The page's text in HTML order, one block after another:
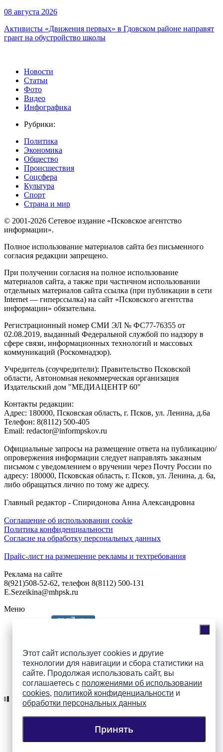
Этот сайт использует cookies и другие
технологии для навигации и сбора статистики на
сайте. Продолжая использовать сайт, вы
соглашаетесь с положениями об использовании
cookies, политикой конфиденциальности и
обработки персональных данных
Принять
08 августа 2026
Активисты «Движения первых» в Гдовском районе направят
грант на обустройство школы
Новости
Статьи
Фото
Видео
Инфографика
Рубрики:
Политика
Экономика
Общество
Происшествия
Соцсфера
Культура
Спорт
Страна и мир
© 2001-2026 Сетевое издание «Псковское агентство
информации».
Полное использование материалов сайта без письменного
согласия редакции запрещено.
При получении согласия на полное использование
материалов сайта, а также при частичном использовании
отдельных материалов сайта ссылка (при публикации в сети
Internet — гиперссылка) на сайт «Псковского агентства
информации» обязательна.
Регистрационный номер СМИ ЭЛ № ФС77-76355 от
02.08.2019, выданный Федеральной службой по надзору в
сфере связи, информационных технологий и массовых
коммуникаций (Роскомнадзор).
Учредитель (соучредители): Правительство Псковской
области, Автономная некоммерческая организация
Издательский дом "МЕДИАЦЕНТР 60"
Контакты редакции:
Адреc: 180000, Псковская область, г. Псков, ул. Ленина, д.6а
Телефон: 8(8112) 500-405
Email: redactor@informpskov.ru
Официальные запросы на размещение ответа на публикацию/
опровержения информации следует направлять заказным
письмом с уведомлением о вручении через Почту России по
адресу: 180000, Псковская область, г. Псков, ул. Ленина, д. 6а,
либо обращаться лично по тому же адресу.
Главный редактор - Спиридонова Анна Александровна
Соглашение об использовании cookie
Политика конфиденциальности
Согласие на обработку персональных данных
Прайс-лист на размещение рекламы и техтребования
Реклама на сайте
8(921)508-52-62, телефон 8(8112) 500-131
E.Sezeikina@mhpsk.ru
Меню
Подпишись на группы
ПАИ в соцсетях!